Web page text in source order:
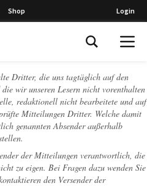
Shop Login
Dritter, die uns tagtäglich auf den
die wir unseren Lesern nicht vorenthalten
redaktionell nicht bearbeitete und auf
Mitteilungen Dritter. Welche damit
genannten Absender außerhalb
der Mitteilungen verantwortlich, die
zu eigen. Bei Fragen dazu wenden Sie
den Versender der